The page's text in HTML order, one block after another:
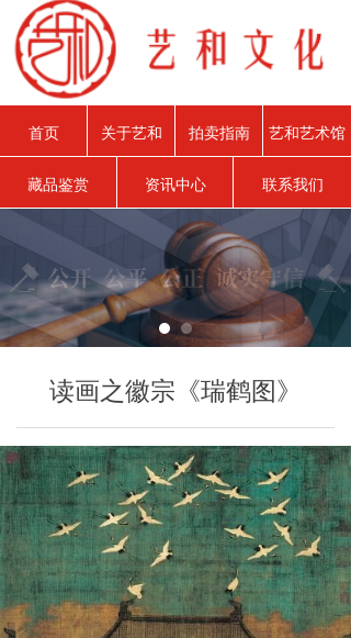
首页 关于艺和 拍卖指南 艺和艺术馆
藏品鉴赏 资讯中心 联系我们
读画之徽宗《瑞鹤图》